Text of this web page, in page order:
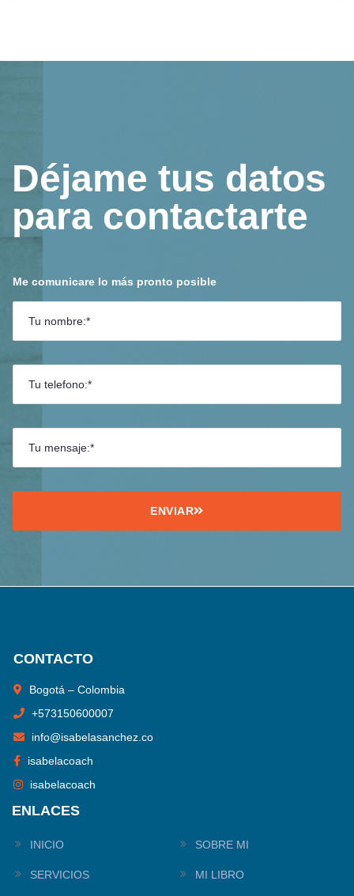
Déjame tus datos
para contactarte
Me comunicare lo más pronto posible
ENVIAR
CONTACTO
Bogotá – Colombia
+573150600007
info@isabelasanchez.co
isabelacoach
isabelacoach
ENLACES
INICIO SOBRE MI
SERVICIOS MI LIBRO